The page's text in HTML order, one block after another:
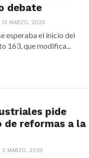
debate
12 MARZO, 2025
esperaba el inicio del
163, que modifica...
pide
reformas a la
3 MARZO, 2025